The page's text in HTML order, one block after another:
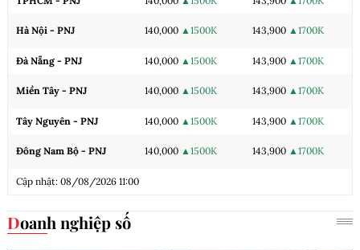
Hà Nội - PNJ 140,000 ▲1500K 143,900 ▲1700K
Đà Nẵng - PNJ 140,000 ▲1500K 143,900 ▲1700K
Miền Tây - PNJ 140,000 ▲1500K 143,900 ▲1700K
Tây Nguyên - PNJ 140,000 ▲1500K 143,900 ▲1700K
Đông Nam Bộ - PNJ 140,000 ▲1500K 143,900 ▲1700K
Cập nhật: 08/08/2026 11:00
Doanh nghiệp số